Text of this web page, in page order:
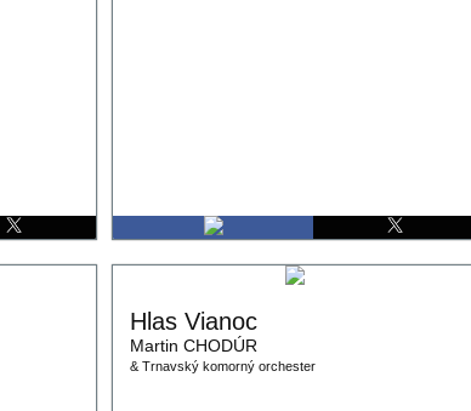
Hlas Vianoc
Martin CHODÚR
& Trnavský komorný orchester